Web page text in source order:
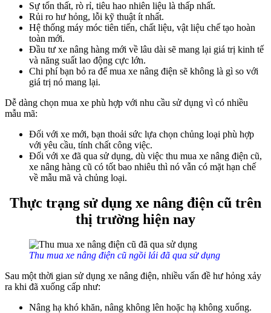
Sự tổn thất, rò rỉ, tiêu hao nhiên liệu là thấp nhất.
Rủi ro hư hỏng, lỗi kỹ thuật ít nhất.
Hệ thống máy móc tiên tiến, chất liệu, vật liệu chế tạo hoàn
toàn mới.
Đầu tư xe nâng hàng mới về lâu dài sẽ mang lại giá trị kinh tế
và năng suất lao động cực lớn.
Chi phí bạn bỏ ra để mua xe nâng điện sẽ không là gì so với
giá trị nó mang lại.
Dễ dàng chọn mua xe phù hợp với nhu cầu sử dụng vì có nhiều
mẫu mã:
Đối với xe mới, bạn thoải sức lựa chọn chủng loại phù hợp
với yêu cầu, tính chất công việc.
Đối với xe đã qua sử dụng, dù việc thu mua xe nâng điện cũ,
xe nâng hàng cũ có tốt bao nhiêu thì nó vẫn có mặt hạn chế
về mẫu mã và chủng loại.
Thực trạng sử dụng xe nâng điện cũ trên
thị trường hiện nay
Thu mua xe nâng điện cũ ngồi lái đã qua sử dụng
Sau một thời gian sử dụng xe nâng điện, nhiều vấn đề hư hỏng xảy
ra khi đã xuống cấp như:
Nâng hạ khó khăn, nâng không lên hoặc hạ không xuống.